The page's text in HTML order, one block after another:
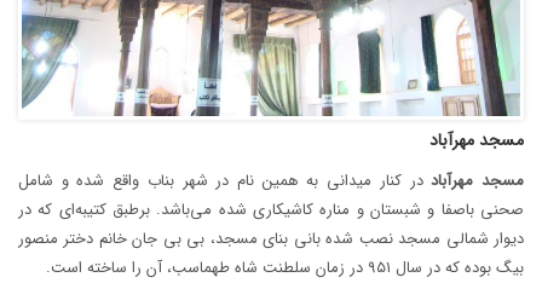
مسجد مهرآباد
مسجد مهرآباددر کنار میدانی به همین نام در شهر بناب واقع شده و شامل
صحنی باصفا و شبستان و مناره کاشیکاری شده می‌باشد. برطبق کتیبه‌ای که در
دیوار شمالی مسجد نصب شده بانی بنای مسجد، بی بی جان خانم دختر منصور
بیگ بوده که در سال ۹۵۱ در زمان سلطنت شاه طهماسب، آن را ساخته است.